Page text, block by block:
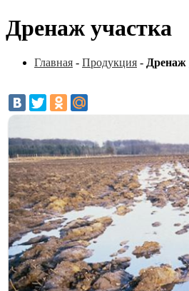
Дренаж участка
Главная - Продукция - Дренаж